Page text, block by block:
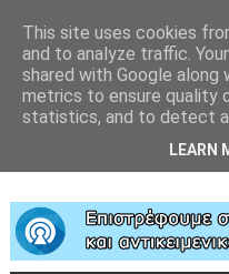
This site uses cookies
and to analyze traffic.
shared with Google
metrics to ensure quality
statistics, and to detect
LEARN